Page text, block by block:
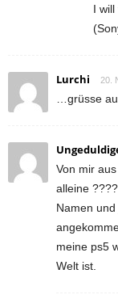
I
Lurchi 20.
…grüsse
Von mir
alleine
Namen
meine ps5
Welt ist.